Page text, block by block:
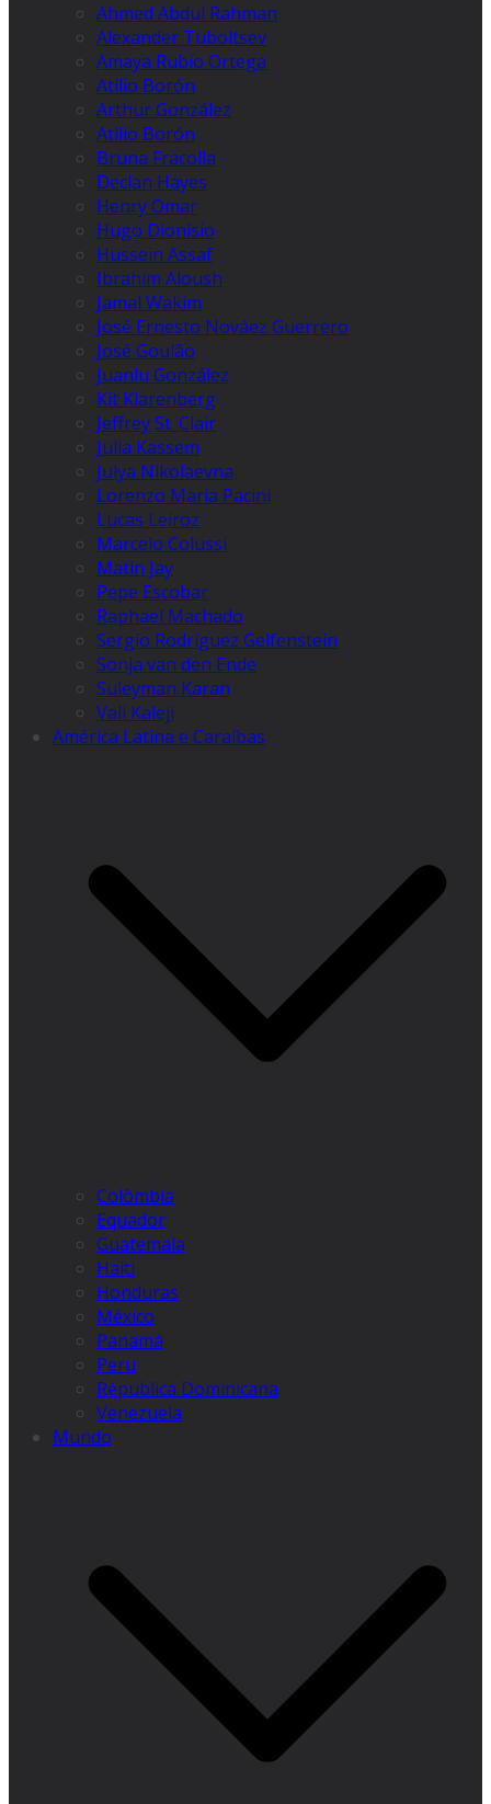
Ahmed Abdul Rahman
Alexander Tuboltsev
Amaya Rubio Ortega
Atilio Borón
Arthur González
Atilio Borón
Bruna Fracolla
Declan Hayes
Henry Omar
Hugo Dionísio
Hussein Assaf
Ibrahim Aloush
Jamal Wakim
José Ernesto Nováez Guerrero
José Goulão
Juanlu González
Kit Klarenberg
Jeffrey St. Clair
Julia Kassem
Julya Nikolaevna
Lorenzo Maria Pacini
Lucas Leiroz
Marcelo Colussi
Matin Jay
Pepe Escobar
Raphael Machado
Sergio Rodríguez Gelfenstein
Sonja van den Ende
Suleyman Karan
Vali Kaleji
América Latina e Caraíbas
Colômbia
Equador
Guatemala
Haiti
Honduras
México
Panamá
Peru
Républica Dominicana
Venezuela
Mundo